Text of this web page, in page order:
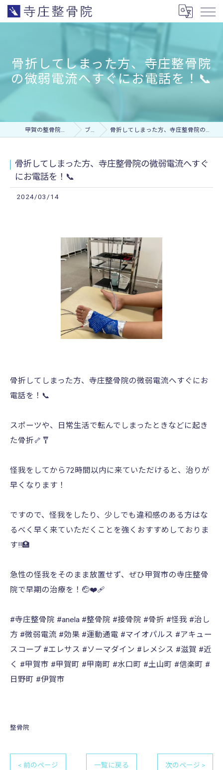
骨折してしまった方、寺庄整骨院
の微弱電流へすぐにお電話を！📞
甲賀の整骨院なら寺庄整骨院 ブログ 骨折してしまった方、寺庄整骨院の微弱電流へすぐにお電話を！📞
骨折してしまった方、寺庄整骨院の微弱電流へすぐ
にお電話を！📞
2024/03/14
骨折してしまった方、寺庄整骨院の微弱電流へすぐにお
電話を！📞
スポーツや、日常生活で転んでしまったときなどに起き
た骨折🦴🩼
怪我をしてから72時間以内に来ていただけると、治りが
早くなります！
ですので、怪我をしたり、少しでも違和感のある方はな
るべく早く来ていただくことを強くおすすめしておりま
す‼️🏥
急性の怪我をそのまま放置せず、ぜひ甲賀市の寺庄整骨
院で早期の治療を！🤕❤️‍🩹
#寺庄整骨院 #anela #整骨院 #接骨院 #骨折 #怪我 #治し
方 #微弱電流 #効果 #運動通電 #マイオパルス #アキュー
スコープ #エレサス #ソーマダイン #レメシス #滋賀 #近
く #甲賀市 #甲賀町 #甲南町 #水口町 #土山町 #信楽町 #
日野町 #伊賀市
整骨院
< 前のページ 一覧に戻る 次のページ >